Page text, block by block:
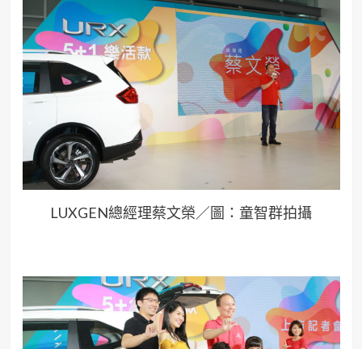
LUXGEN總經理蔡文榮／圖：童智群拍攝